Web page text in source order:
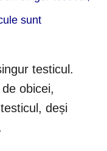
sunt
testicul.
obicei,
deși